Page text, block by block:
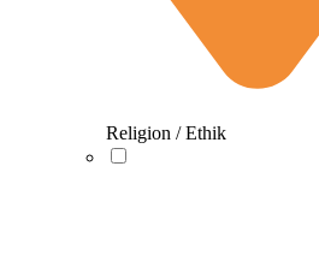
Religion / Ethik